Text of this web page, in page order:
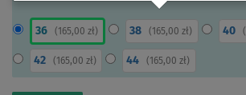
36 ( 165,00 zł) 38 ( 165,00 zł) 40 (
42 ( 165,00 zł) 44 ( 165,00 zł)